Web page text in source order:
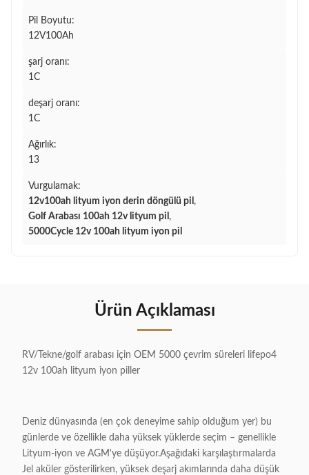
Pil Boyutu:
12V100Ah
şarj oranı:
1C
deşarj oranı:
1C
Ağırlık:
13
Vurgulamak:
12v100ah lityum iyon derin döngülü pil ,
Golf Arabası 100ah 12v lityum pil ,
5000Cycle 12v 100ah lityum iyon pil
Ürün Açıklaması
RV/Tekne/golf arabası için OEM 5000 çevrim süreleri lifepo4
12v 100ah lityum iyon piller
Deniz dünyasında (en çok deneyime sahip olduğum yer) bu
günlerde ve özellikle daha yüksek yüklerde seçim – genellikle
Lityum-iyon ve AGM'ye düşüyor.Aşağıdaki karşılaştırmalarda
Jel aküler gösterilirken, yüksek deşarj akımlarında daha düşük